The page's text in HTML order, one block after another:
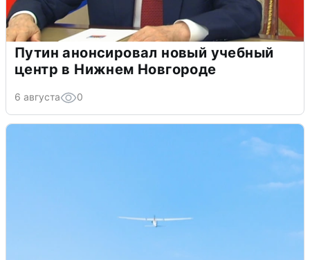
Путин анонсировал новый учебный
центр в Нижнем Новгороде
6 августа 0